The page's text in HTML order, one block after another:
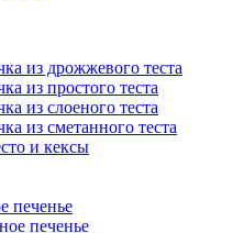
из дрожжевого теста
из простого теста
из слоеного теста
из сметанного теста
и кексы
печенье
печенье